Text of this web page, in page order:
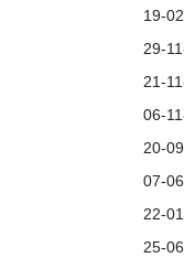
19-
29-
21-
06-
20-
07-
22-
25-